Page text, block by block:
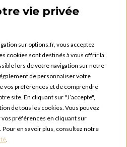
PRATIQUE
bons de commande
LUXEMBOURG
Paul Rischard
Contern
vie privée
sur options.fr, vous acceptez
cookies sont destinés à vous offrir la
lors de votre navigation sur notre
de personnaliser votre
vos préférences et de comprendre
site. En cliquant sur "J’accepte",
de tous les cookies. Vous pouvez
préférences en cliquant sur
en savoir plus, consultez notre
.